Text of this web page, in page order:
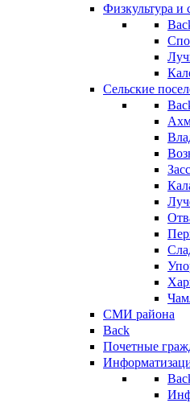
Физкультура и
Сельские
СМИ района
Back
Почетные